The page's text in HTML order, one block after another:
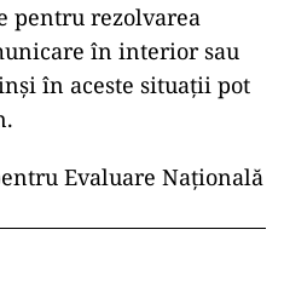
pentru rezolvarea
în interior sau
în aceste situații pot
Evaluare Națională